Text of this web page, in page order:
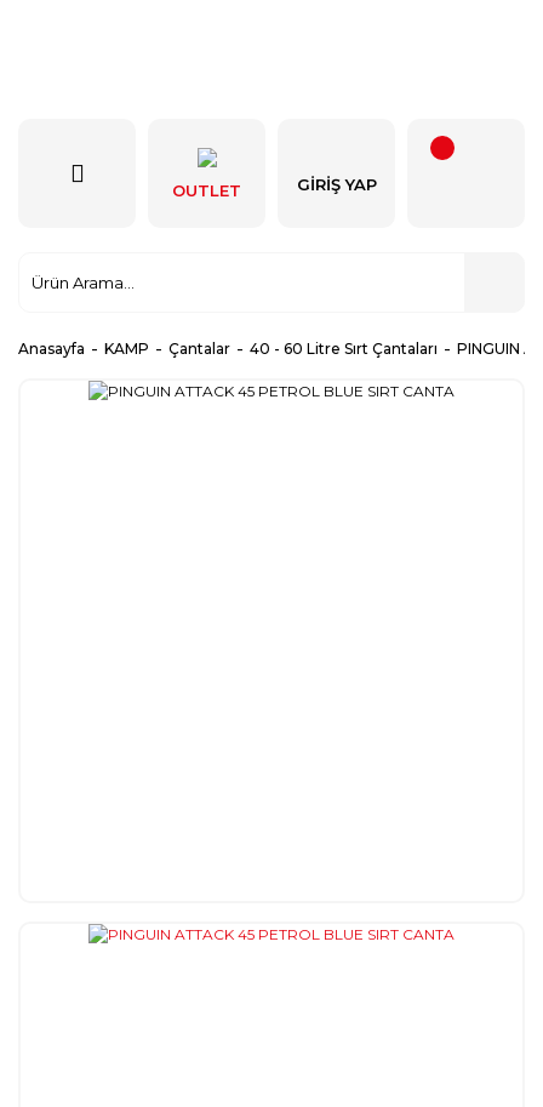
OUTLET GIRIŞ YAP
Anasayfa KAMP Çantalar 40 - 60 Litre Sırt Çantaları PINGUIN